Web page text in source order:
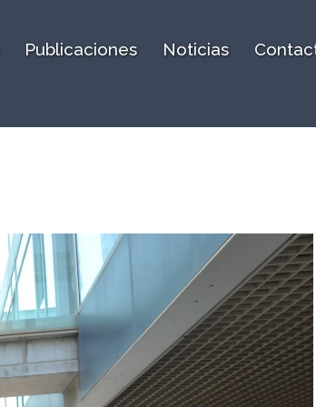
Publicaciones Noticias